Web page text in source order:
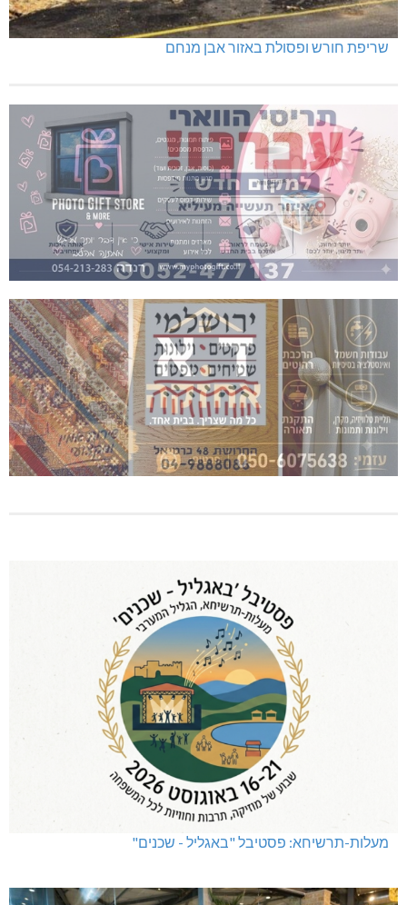
שריפת חורש ופסולת באזור אבן מנחם
מעלות-תרשיחא: פסטיבל "באגליל - שכנים"